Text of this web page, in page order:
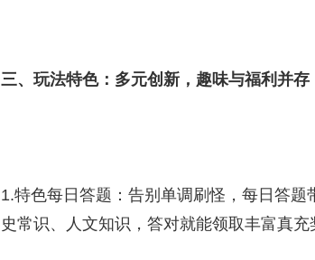
三、玩法特色：多元创新，趣味与福利并存​
1.特色每日答题：告别单调刷怪，每日答
史常识、人文知识，答对就能领取丰富真充